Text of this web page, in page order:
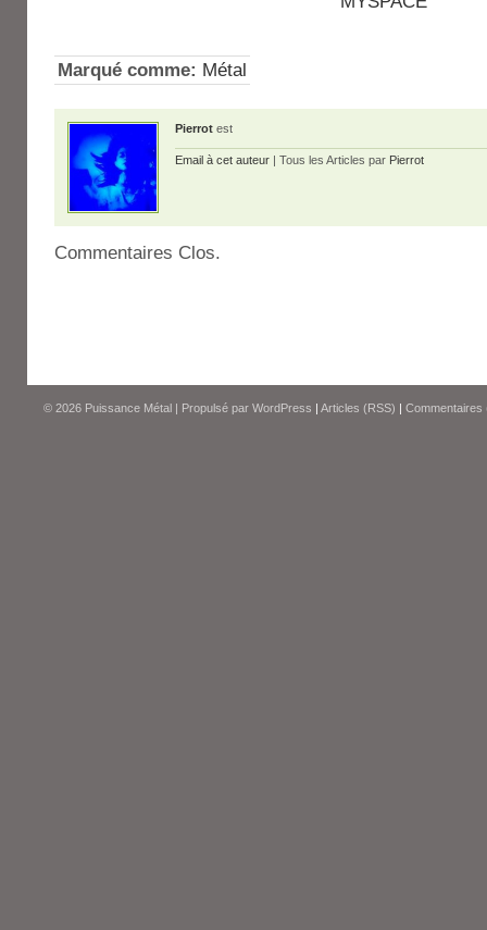
Marqué comme: Métal
Pierrot est
Email à cet auteur | Tous les Articles par Pierrot
Commentaires Clos.
© 2026 Puissance Métal | Propulsé par WordPress | Articles (RSS) | Commentaires